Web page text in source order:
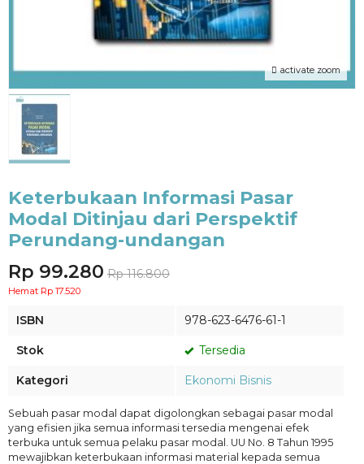
activate zoom
Keterbukaan Informasi Pasar
Modal Ditinjau dari Perspektif
Perundang-undangan
Rp 99.280 Rp 116.800
Hemat Rp 17.520
ISBN 978-623-6476-61-1
Stok Tersedia
Kategori Ekonomi Bisnis
Sebuah pasar modal dapat digolongkan sebagai pasar modal
yang efisien jika semua informasi tersedia mengenai efek
terbuka untuk semua pelaku pasar modal. UU No. 8 Tahun 1995
mewajibkan keterbukaan informasi material kepada semua